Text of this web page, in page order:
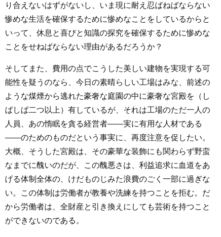
り合えないはずがないし、いま現に耐え忍ばねばならない
惨めな生活を確保するために惨めなことをしているからと
いって、休息と喜びと知識の探究を確保するために惨めな
ことをせねばならない理由があるだろうか？
そしてまた、費用の点でこうした美しい建物を実現する可
能性を疑うのなら、今日の素晴らしい工場はみな、前述の
ような煤煙から逃れた豪奢な庭園の中に豪奢な宮殿を（し
ばしば二つ以上）有しているが、それは工場のただ一人の
人員、あの惰眠を貪る経営者――実に有用な人材である
――のためのものだという事実に、再度注意を促したい。
大概、そうした宮殿は、その豪華な装飾にも関わらず野蛮
なまでに醜いのだが、この醜悪さは、利益追求に血道をあ
げる体制全体の、けだものじみた浪費のごく一部に過ぎな
い。この体制は労働者が教養や洗練を持つことを拒む。だ
から労働者は、全財産と引き換えにしても芸術を持つこと
ができないのである。